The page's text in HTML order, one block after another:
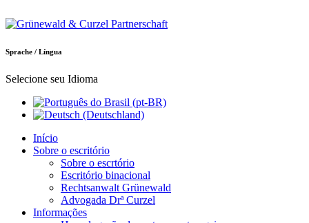
Sprache / Língua
Selecione seu Idioma
Início
Sobre o escritório
Sobre o escrtório
Escritório binacional
Rechtsanwalt Grünewald
Advogada Drª Curzel
Informações